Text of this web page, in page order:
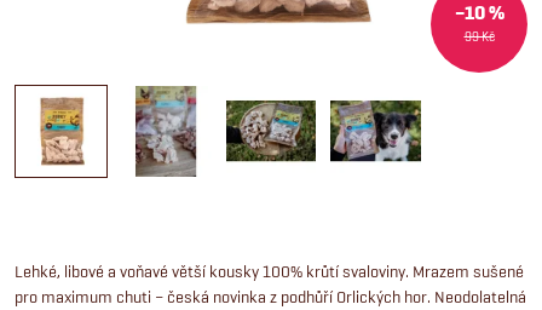
99 Kč
–10 %
Lehké, libové a voňavé větší kousky 100% krůtí svaloviny. Mrazem sušené
pro maximum chuti – česká novinka z podhůří Orlických hor. Neodolatelná